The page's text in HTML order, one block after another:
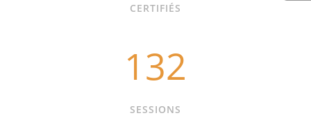
CERTIFIÉS
132
SESSIONS